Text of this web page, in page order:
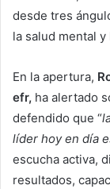
desde tres
la salud mental
En la apertura,
efr, ha alertado
defendido que “
líder hoy en día
escucha activa,
resultados,